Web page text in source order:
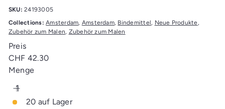
SKU: 24193005
Collections: Amsterdam, Amsterdam, Bindemittel, Neue Produkte,
Zubehör zum Malen, Zubehör zum Malen
Preis
Normaler
Preis
CHF 42.30
Menge
20 auf Lager